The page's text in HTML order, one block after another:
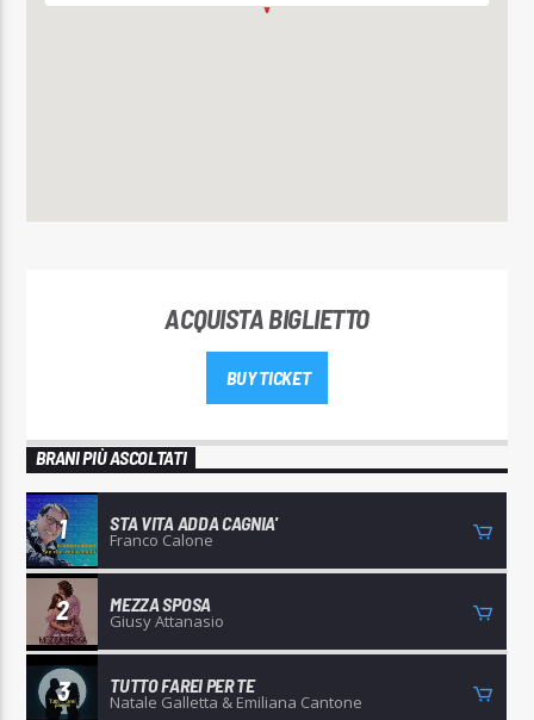
ACQUISTA BIGLIETTO
BUY TICKET
BRANI PIÙ ASCOLTATI
1 STA VITA ADDA CAGNIA'
Franco Calone
2 MEZZA SPOSA
Giusy Attanasio
3 TUTTO FAREI PER TE
Natale Galletta & Emiliana Cantone